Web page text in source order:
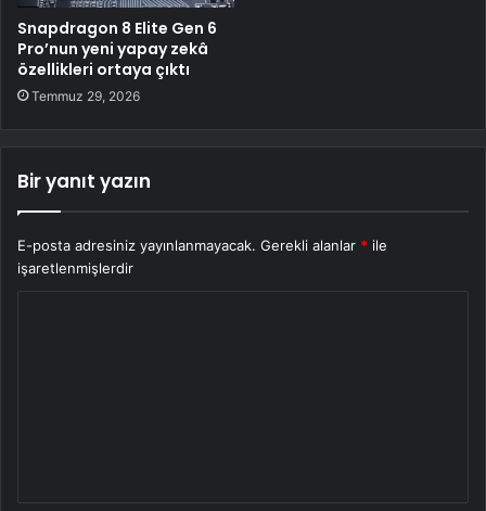
Snapdragon 8 Elite Gen 6
Pro’nun yeni yapay zekâ
özellikleri ortaya çıktı
Temmuz 29, 2026
Bir yanıt yazın
E-posta adresiniz yayınlanmayacak. Gerekli alanlar * ile
işaretlenmişlerdir